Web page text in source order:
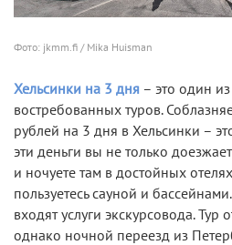
Фото: jkmm.fi / Mika Huisman
Хельсинки на 3 дня – это один
востребованных туров.
рублей на 3 дня в Хельсинки –
эти деньги вы не только
и ночуете там в достойных
пользуетесь сауной и
входят услуги экскурсовода. Тур
однако ночной переезд из